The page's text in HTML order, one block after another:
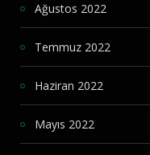
Ağustos 2022
Temmuz 2022
Haziran 2022
Mayıs 2022